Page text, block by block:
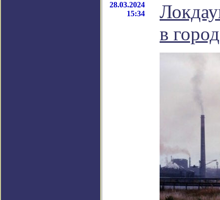
28.03.2024
15:34
в